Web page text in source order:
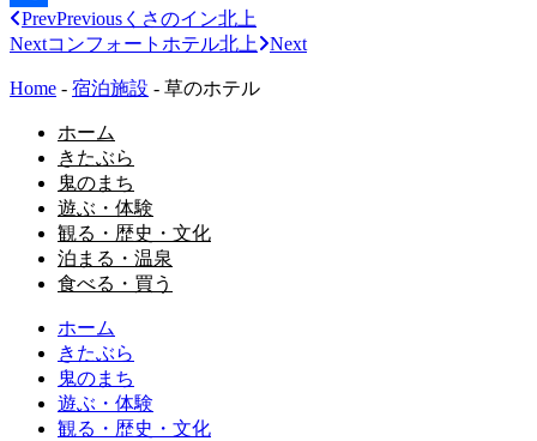
共PrevPrevious くさのイン北上
Nextコンフォートホテル北上 Next
Home - 宿泊施設 - 草のホテル
ホーム
きたぶら
鬼のまち
遊ぶ・体験
観る・歴史・文化
泊まる・温泉
食べる・買う
ホーム
きたぶら
鬼のまち
遊ぶ・体験
観る・歴史・文化